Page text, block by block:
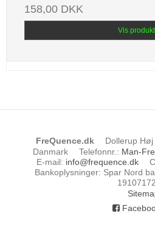
158,00 DKK
Vis produkt
FreQuence.dk Dollerup Høj
Danmark
Telefonnr. : Man-
E-mail: info@frequence.dk
Bankoplysninger: Spar Nord